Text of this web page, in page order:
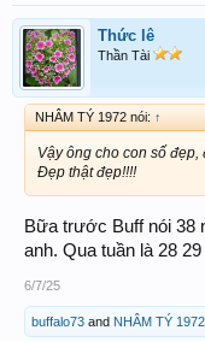
Thức lê
Thần Tài
NHÂM TÝ 1972 nói: ↑
Vậy ông cho con số đẹp,
Đẹp thật đẹp!!!!
Bữa trước Buff nói 38
anh. Qua tuần là 28 29
6/7/25
buffalo73 and NHÂM TÝ 1972